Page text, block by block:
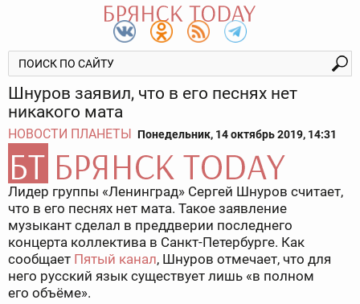
Шнуров заявил, что в его песнях нет
никакого мата
НОВОСТИ ПЛАНЕТЫ Понедельник, 14 октябрь 2019, 14:31
Лидер группы «Ленинград» Сергей Шнуров считает,
что в его песнях нет мата. Такое заявление
музыкант сделал в преддверии последнего
концерта коллектива в Санкт-Петербурге. Как
сообщает Пятый канал, Шнуров отмечает, что для
него русский язык существует лишь «в полном
его объёме».